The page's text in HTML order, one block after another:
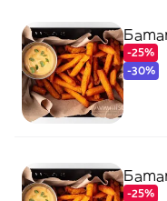
-25%
-30%
-25%